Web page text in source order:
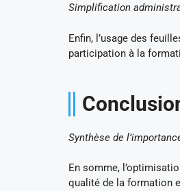
Simplification
Enfin, l’usage des
participation à la
Synthèse de
En somme,
qualité de la formation